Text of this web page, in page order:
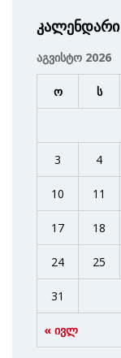
კალენდარი
აგვისტო 2026
ო ს
« ივლ
3 4
10 11
17 18
24 25
31